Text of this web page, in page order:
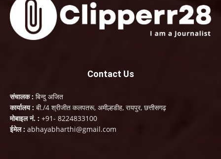
Contact Us
संचालक : बिन्दु अजित
कार्यालय : बी./4 श्रीजीत कलपतरू, अमील्हडीह, रायपुर, छत्तीसगढ़
मोबाइल नं. : +91- 8224833100
ईमेल : abhayabharthi@gmail.com